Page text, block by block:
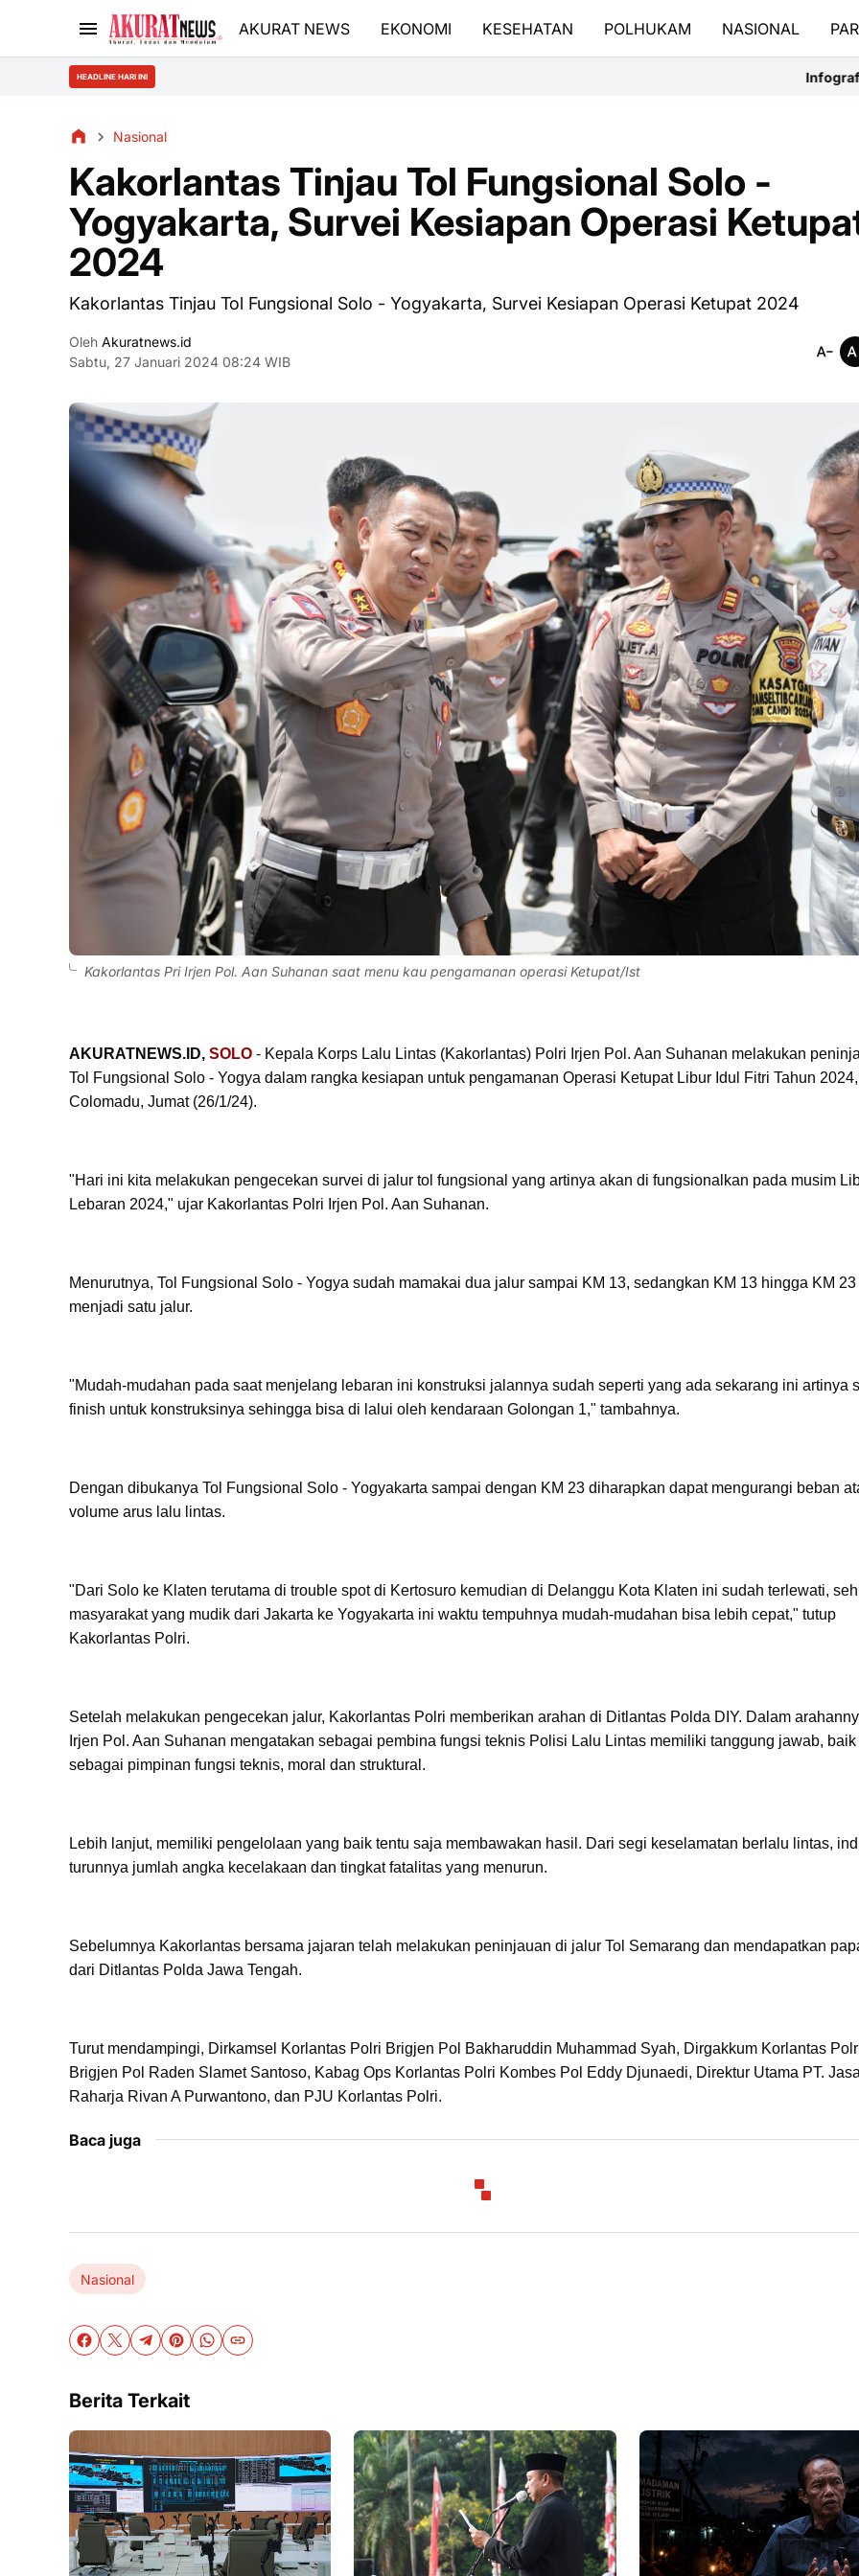
AKURAT NEWS EKONOMI KESEHATAN POLHUKAM NASIONAL
HEADLINE HARI INI Infografis Sejarah Tanggal 7
Nasional
Kakorlantas Tinjau Tol Fungsional Solo -
Yogyakarta, Survei Kesiapan Operasi
2024
Kakorlantas Tinjau Tol Fungsional Solo - Yogyakarta, Survei Kesiapan Operasi Ketupat 2024
Oleh Akuratnews.id
Sabtu, 27 Januari 2024 08:24 WIB
Kakorlantas Pri Irjen Pol. Aan Suhanan saat menu kau pengamanan operasi Ketupat/Ist
AKURATNEWS.ID, SOLO - Kepala Korps Lalu Lintas (Kakorlantas) Polri Irjen Pol. Aan Suhanan melakukan
Tol Fungsional Solo - Yogya dalam rangka kesiapan untuk pengamanan Operasi Ketupat Libur Idul Fitri Tahun
Colomadu, Jumat (26/1/24).
"Hari ini kita melakukan pengecekan survei di jalur tol fungsional yang artinya akan di fungsionalkan pada musim
Lebaran 2024," ujar Kakorlantas Polri Irjen Pol. Aan Suhanan.
Menurutnya, Tol Fungsional Solo - Yogya sudah mamakai dua jalur sampai KM 13, sedangkan KM 13 hingga KM 23
menjadi satu jalur.
"Mudah-mudahan pada saat menjelang lebaran ini konstruksi jalannya sudah seperti yang ada sekarang ini artinya
finish untuk konstruksinya sehingga bisa di lalui oleh kendaraan Golongan 1," tambahnya.
Dengan dibukanya Tol Fungsional Solo - Yogyakarta sampai dengan KM 23 diharapkan dapat mengurangi beban
volume arus lalu lintas.
"Dari Solo ke Klaten terutama di trouble spot di Kertosuro kemudian di Delanggu Kota Klaten ini sudah terlewati,
masyarakat yang mudik dari Jakarta ke Yogyakarta ini waktu tempuhnya mudah-mudahan bisa lebih cepat," tutup
Kakorlantas Polri.
Setelah melakukan pengecekan jalur, Kakorlantas Polri memberikan arahan di Ditlantas Polda DIY. Dalam
Irjen Pol. Aan Suhanan mengatakan sebagai pembina fungsi teknis Polisi Lalu Lintas memiliki tanggung jawab, baik
sebagai pimpinan fungsi teknis, moral dan struktural.
Lebih lanjut, memiliki pengelolaan yang baik tentu saja membawakan hasil. Dari segi keselamatan berlalu lintas,
turunnya jumlah angka kecelakaan dan tingkat fatalitas yang menurun.
Sebelumnya Kakorlantas bersama jajaran telah melakukan peninjauan di jalur Tol Semarang dan mendapatkan
dari Ditlantas Polda Jawa Tengah.
Turut mendampingi, Dirkamsel Korlantas Polri Brigjen Pol Bakharuddin Muhammad Syah, Dirgakkum Korlantas
Brigjen Pol Raden Slamet Santoso, Kabag Ops Korlantas Polri Kombes Pol Eddy Djunaedi, Direktur Utama PT. Jasa
Raharja Rivan A Purwantono, dan PJU Korlantas Polri.
Baca juga
Nasional
Berita Terkait